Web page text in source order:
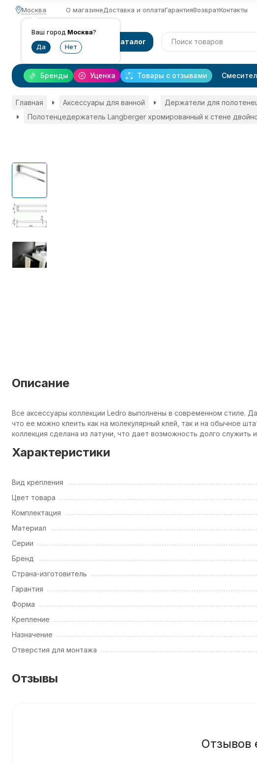
Москва
Ваш город Москва?
О магазинеДоставка и оплатаГарантияВозвратКонтакты
Каталог
Уценка Товары с отзывами
Бренды
Главная Аксессуары для ванной
Держатели для
Полотенцедержатель Langberger хромированный к стене
Описание
Все аксессуары коллекции Ledro выполнены в современном стиле.
что ее можно клеить как на молекулярный клей, так и на обычное
коллекция сделана из латуни, что дает возможность долго служить
Характеристики
Вид крепления
Цвет товара
Комплектация
Материал
Серии
Бренд
Страна-изготовитель
Гарантия
Форма
Крепление
Назначение
Отверстия для монтажа
Отзывы